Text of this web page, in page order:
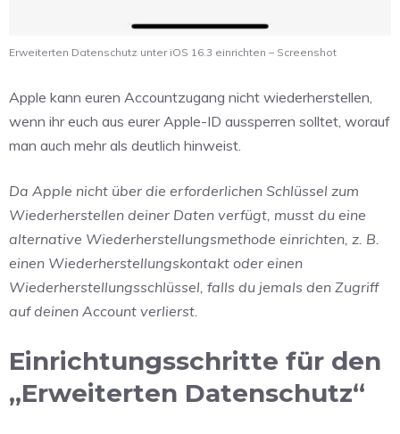
Erweiterten Datenschutz unter iOS 16.3 einrichten – Screenshot
Apple kann euren Accountzugang nicht wiederherstellen,
wenn ihr euch aus eurer Apple-ID aussperren solltet, worauf
man auch mehr als deutlich hinweist.
Da Apple nicht über die erforderlichen Schlüssel zum
Wiederherstellen deiner Daten verfügt, musst du eine
alternative Wiederherstellungsmethode einrichten, z. B.
einen Wiederherstellungskontakt oder einen
Wiederherstellungsschlüssel, falls du jemals den Zugriff
auf deinen Account verlierst.
Einrichtungsschritte für den
„Erweiterten Datenschutz“